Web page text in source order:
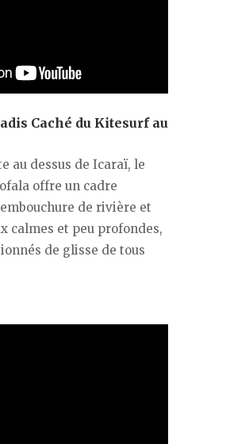
Caché du Kitesurf au
au dessus de Icaraï, le
offre un cadre
de rivière et
calmes et peu profondes,
de glisse de tous